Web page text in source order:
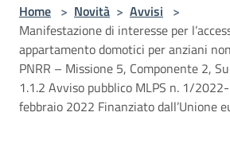
Home > Novità > Avvisi >
Manifestazione di interesse per
appartamento domotici per anziani
PNRR – Missione 5, Componente 2,
1.1.2 Avviso pubblico MLPS n. 1/
febbraio 2022 Finanziato dall’Unione